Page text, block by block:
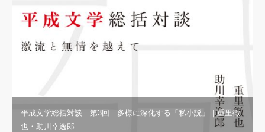
平成文学総括対談｜第3回 多様に深化する「私小説」｜重里徹
也・助川幸逸郎